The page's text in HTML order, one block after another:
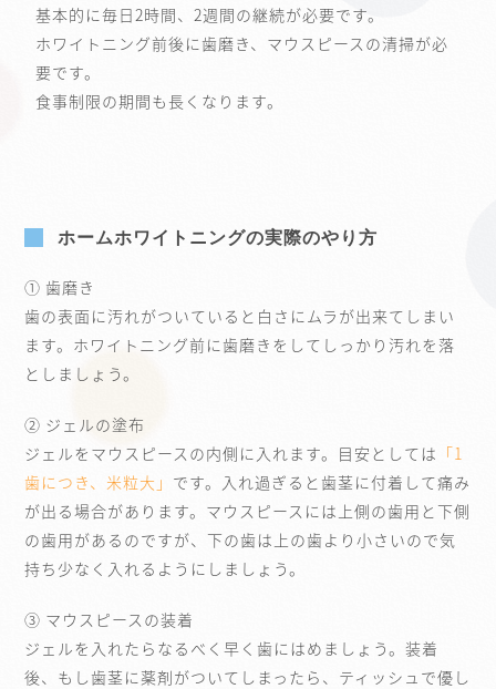
基本的に毎日2時間、2週間の継続が必要です。
ホワイトニング前後に歯磨き、マウスピースの清掃が必
要です。
食事制限の期間も長くなります。
ホームホワイトニングの実際のやり方
① 歯磨き
歯の表面に汚れがついていると白さにムラが出来てしまい
ます。ホワイトニング前に歯磨きをしてしっかり汚れを落
としましょう。
② ジェルの塗布
ジェルをマウスピースの内側に入れます。目安としては 「1
歯につき、米粒大」 です。入れ過ぎると歯茎に付着して痛み
が出る場合があります。マウスピースには上側の歯用と下側
の歯用があるのですが、下の歯は上の歯より小さいので気
持ち少なく入れるようにしましょう。
③ マウスピースの装着
ジェルを入れたらなるべく早く歯にはめましょう。装着
後、もし歯茎に薬剤がついてしまったら、ティッシュで優し